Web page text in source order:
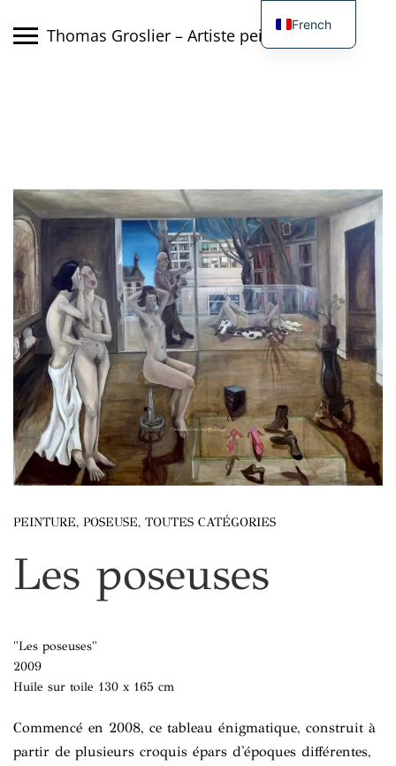
Thomas Groslier – Artiste peintre
PEINTURE, POSEUSE, TOUTES CATÉGORIES
Les poseuses
"Les poseuses"
2009
Huile sur toile 130 x 165 cm
Commencé en 2008, ce tableau énigmatique, construit à
partir de plusieurs croquis épars d'époques différentes,
French
English